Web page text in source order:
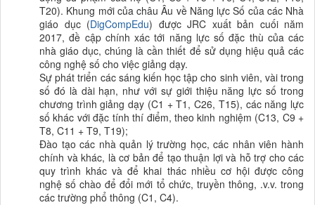
T20). Khung mới của châu Âu về Năng lực Số của các Nhà
giáo dục (DigCompEdu) được JRC xuất bản cuối năm
2017, đề cập chính xác tới năng lực số đặc thù của các
nhà giáo dục, chúng là cần thiết để sử dụng hiệu quả các
công nghệ số cho việc giảng dạy.
Sự phát triển các sáng kiến học tập cho sinh viên, vài trong
số đó là dài hạn, như với sự giới thiệu năng lực số trong
chương trình giảng dạy (C1 + T1, C26, T15), các năng lực
số khác với đặc tính thí điểm, theo kinh nghiệm (C13, C9 +
T8, C11 + T9, T19);
Đào tạo các nhà quản lý trường học, các nhân viên hành
chính và khác, là cơ bản để tạo thuận lợi và hỗ trợ cho các
quy trình khác và để khai thác nhiều cơ hội được công
nghệ số chào để đổi mới tổ chức, truyền thông, .v.v. trong
các trường phổ thông (C1, C4).